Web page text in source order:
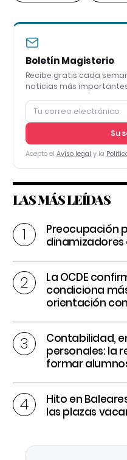
Boletín Magisterio
Recibe gratis cada
noticias más
Acepto el Aviso legal y la
LAS MÁS LEÍDAS
Preocupación
dinamizadores
La OCDE
condiciona
orientación
Contabilidad,
personales: la
formar
Hito en
las plazas